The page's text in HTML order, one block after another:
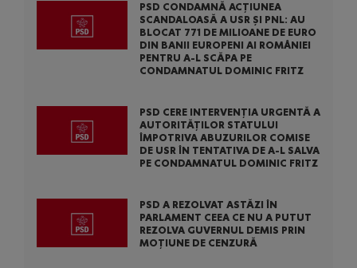
PSD CONDAMNĂ ACȚIUNEA
SCANDALOASĂ A USR ȘI PNL: AU
BLOCAT 771 DE MILIOANE DE EURO
DIN BANII EUROPENI AI ROMÂNIEI
PENTRU A-L SCĂPA PE
CONDAMNATUL DOMINIC FRITZ
PSD CERE INTERVENȚIA URGENTĂ A
AUTORITĂȚILOR STATULUI
ÎMPOTRIVA ABUZURILOR COMISE
DE USR ÎN TENTATIVA DE A-L SALVA
PE CONDAMNATUL DOMINIC FRITZ
PSD A REZOLVAT ASTĂZI ÎN
PARLAMENT CEEA CE NU A PUTUT
REZOLVA GUVERNUL DEMIS PRIN
MOȚIUNE DE CENZURĂ